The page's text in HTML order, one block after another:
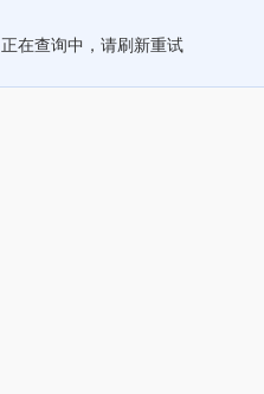
正在查询中，请刷新重试